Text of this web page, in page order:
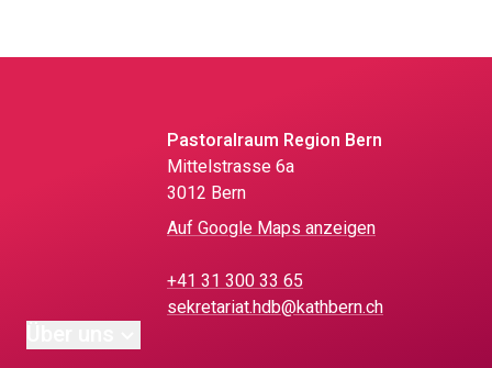
Pastoralraum Region Bern
Mittelstrasse 6a
3012 Bern
Auf Google Maps anzeigen
+41 31 300 33 65
sekretariat.hdb@kathbern.ch